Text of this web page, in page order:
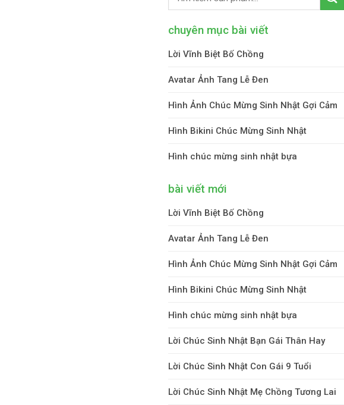
chuyên mục bài viết
Lời Vĩnh Biệt Bố Chồng
Avatar Ảnh Tang Lễ Đen
Hình Ảnh Chúc Mừng Sinh Nhật Gợi Cảm
Hình Bikini Chúc Mừng Sinh Nhật
Hình chúc mừng sinh nhật bựa
bài viết mới
Lời Vĩnh Biệt Bố Chồng
Avatar Ảnh Tang Lễ Đen
Hình Ảnh Chúc Mừng Sinh Nhật Gợi Cảm
Hình Bikini Chúc Mừng Sinh Nhật
Hình chúc mừng sinh nhật bựa
Lời Chúc Sinh Nhật Bạn Gái Thân Hay
Lời Chúc Sinh Nhật Con Gái 9 Tuổi
Lời Chúc Sinh Nhật Mẹ Chồng Tương Lai